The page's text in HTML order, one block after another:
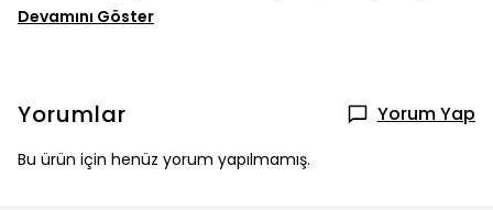
Devamını Göster
Yorumlar Yorum Yap
Bu ürün için henüz yorum yapılmamış.